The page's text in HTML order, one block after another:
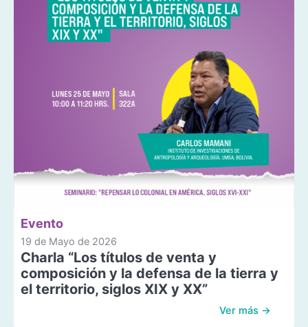
Evento
19 de Mayo de 2026
Charla “Los títulos de venta y
composición y la defensa de la tierra y
el territorio, siglos XIX y XX”
Ver más →